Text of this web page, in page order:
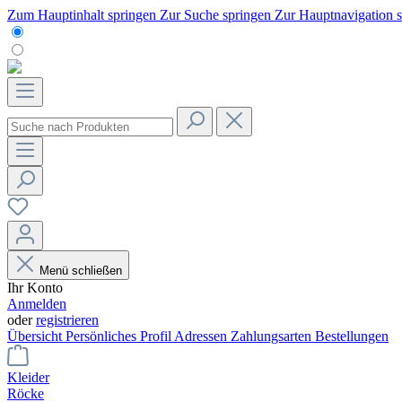
Zum Hauptinhalt springen Zur Suche springen Zur Hauptnavigation
Menü schließen
Ihr Konto
Anmelden
oderregistrieren
Übersicht Persönliches Profil Adressen Zahlungsarten Bestellungen
Kleider
Röcke